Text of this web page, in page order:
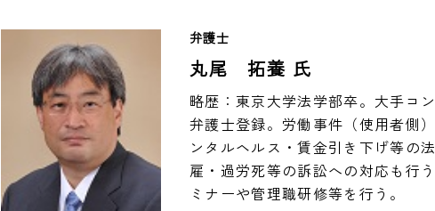
弁護士
丸尾 拓養 氏
略歴：東京大学法学部卒。大手コ
弁護士登録。労働事件（使用者側
ンタルヘルス・賃金引き下げ等の
雇・過労死等の訴訟への対応も行